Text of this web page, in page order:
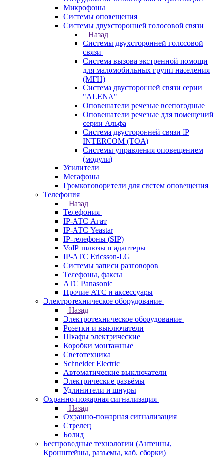
Микрофоны
Системы оповещения
Системы двухсторонней голосовой связи
Назад
Системы двухсторонней голосовой
связи
Система вызова экстренной помощи
для маломобильных групп населения
(МГН)
Система двусторонней связи серии
"ALENA"
Оповещатели речевые всепогодные
Оповещатели речевые для помещений
серии Альфа
Система двусторонней связи IP
INTERCOM (TOA)
Системы управления оповещением
(модули)
Усилители
Мегафоны
Громкоговорители для систем оповещения
Телефония
Назад
Телефония
IP-АТС Агат
IP-АТС Yeastar
IP-телефоны (SIP)
VoIP-шлюзы и адаптеры
IP-АТС Ericsson-LG
Системы записи разговоров
Телефоны, факсы
АТС Panasonic
Прочие АТС и аксессуары
Электротехническое оборудование
Назад
Электротехническое оборудование
Розетки и выключатели
Шкафы электрические
Коробки монтажные
Светотехника
Schneider Electric
Автоматические выключатели
Электрические разъёмы
Удлинители и шнуры
Охранно-пожарная сигнализация
Назад
Охранно-пожарная сигнализация
Стрелец
Болид
Беспроводные технологии (Антенны,
Кронштейны, разъемы, каб. сборки)